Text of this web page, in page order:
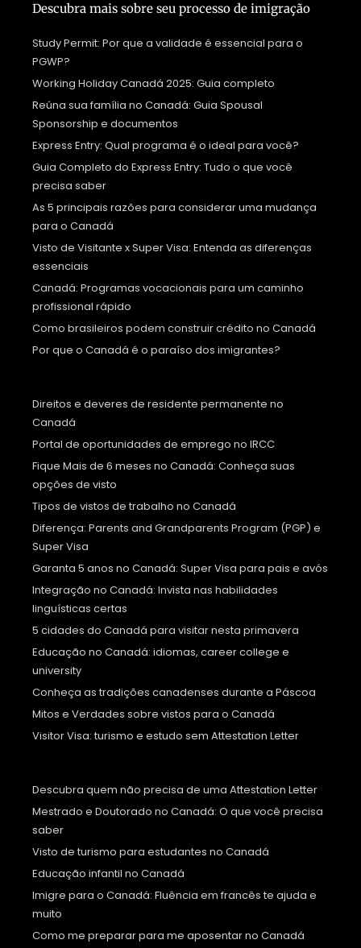
Descubra mais sobre seu processo de imigração
Study Permit: Por que a validade é essencial para o
PGWP?
Working Holiday Canadá 2025: Guia completo
Reúna sua família no Canadá: Guia Spousal
Sponsorship e documentos
Express Entry: Qual programa é o ideal para você?
Guia Completo do Express Entry: Tudo o que você
precisa saber
As 5 principais razões para considerar uma mudança
para o Canadá
Visto de Visitante x Super Visa: Entenda as diferenças
essenciais
Canadá: Programas vocacionais para um caminho
profissional rápido
Como brasileiros podem construir crédito no Canadá
Por que o Canadá é o paraíso dos imigrantes?
Direitos e deveres de residente permanente no
Canadá
Portal de oportunidades de emprego no IRCC
Fique Mais de 6 meses no Canadá: Conheça suas
opções de visto
Tipos de vistos de trabalho no Canadá
Diferença: Parents and Grandparents Program (PGP) e
Super Visa
Garanta 5 anos no Canadá: Super Visa para pais e avós
Integração no Canadá: Invista nas habilidades
linguísticas certas
5 cidades do Canadá para visitar nesta primavera
Educação no Canadá: idiomas, career college e
university
Conheça as tradições canadenses durante a Páscoa
Mitos e Verdades sobre vistos para o Canadá
Visitor Visa: turismo e estudo sem Attestation Letter
Descubra quem não precisa de uma Attestation Letter
Mestrado e Doutorado no Canadá: O que você precisa
saber
Visto de turismo para estudantes no Canadá
Educação infantil no Canadá
Imigre para o Canadá: Fluência em francês te ajuda e
muito
Como me preparar para me aposentar no Canadá